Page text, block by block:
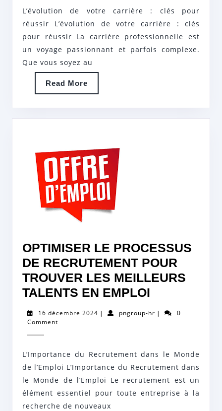
POUR
UNE
ÉVOLUTION
CARRIÈRE
L’évolution de votre carrière : clés pour
réussir L’évolution de votre carrière : clés
pour réussir La carrière professionnelle est
un voyage passionnant et parfois complexe.
Que vous soyez au
Read More
More
OPTIMISER LE PROCESSUS
DE RECRUTEMENT POUR
TROUVER LES MEILLEURS
TALENTS EN EMPLOI
POUR
TROUVER
LES
16 décembre 2024 16| pngroup-hrpngroup-
|
0
Comment
L’Importance du Recrutement dans le Monde
de l’Emploi L’Importance du Recrutement dans
le Monde de l’Emploi Le recrutement est un
élément essentiel pour toute entreprise à la
recherche de nouveaux